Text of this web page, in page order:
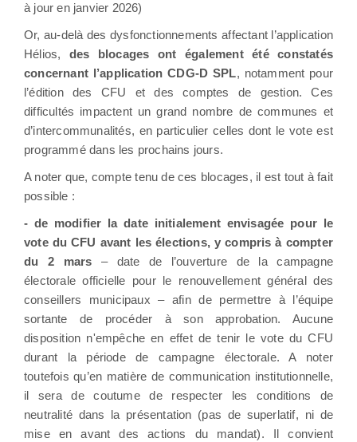
à jour en janvier 2026)
Or, au-delà des dysfonctionnements affectant l’application
Hélios, des blocages ont également été constatés
concernant l’application CDG-D SPL, notamment pour
l’édition des CFU et des comptes de gestion. Ces
difficultés impactent un grand nombre de communes et
d’intercommunalités, en particulier celles dont le vote est
programmé dans les prochains jours.
A noter que, compte tenu de ces blocages, il est tout à fait
possible :
- de modifier la date initialement envisagée pour le
vote du CFU avant les élections, y compris à compter
du 2 mars – date de l’ouverture de la campagne
électorale officielle pour le renouvellement général des
conseillers municipaux – afin de permettre à l’équipe
sortante de procéder à son approbation. Aucune
disposition n'empêche en effet de tenir le vote du CFU
durant la période de campagne électorale. A noter
toutefois qu’en matière de communication institutionnelle,
il sera de coutume de respecter les conditions de
neutralité dans la présentation (pas de superlatif, ni de
mise en avant des actions du mandat). Il convient